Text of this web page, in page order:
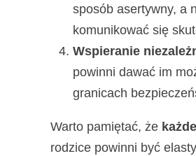
sposób asertywny, a
komunikować się
Wspieranie
powinni dawać im
granicach
Warto pamiętać, że
rodzice powinni być